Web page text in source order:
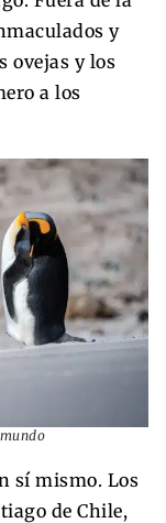
y
ovejas y los
a los
sí mismo. Los
de Chile,